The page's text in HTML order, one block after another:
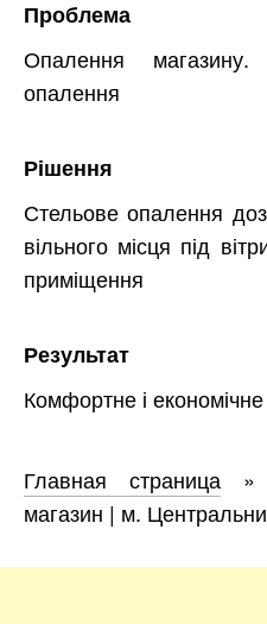
Проблема
Опалення
опалення
Рішення
Стельове опалення
вільного місця під
приміщення
Результат
Комфортне і
Главная страница »
магазин | м.